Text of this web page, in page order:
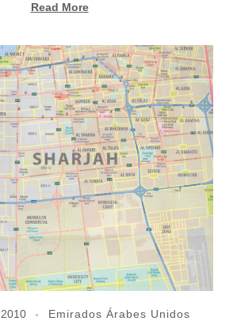
Read More
Emirados Árabes Unidos